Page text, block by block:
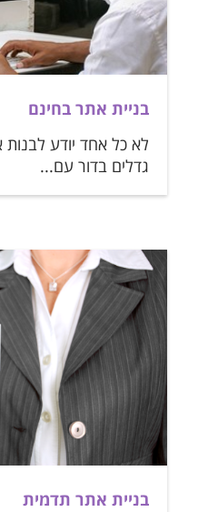
בניית אתר בחינם
לא כל אחד יודע
גדלים בדור עם...
בניית אתר תדמית